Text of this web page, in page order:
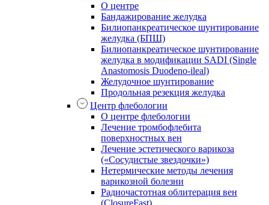
О центре
Бандажирование желудка
Билиопанкреатическое шунтирование
желудка (БПШ)
Билиопанкреатическое шунтирование
желудка в модификации SADI (Single
Anastomosis Duodeno-ileal)
Желудочное шунтирование
Продольная резекция желудка
Центр флебологии
О центре флебологии
Лечение тромбофлебита
поверхностных вен
Лечение эстетического варикоза
(«Сосудистые звездочки»)
Нетермические методы лечения
варикозной болезни
Радиочастотная облитерация вен